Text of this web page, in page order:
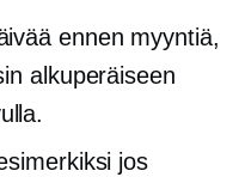
ennen myyntiä,
alkuperäiseen
jos